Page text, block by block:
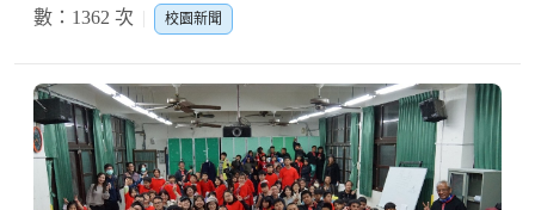
數：1362 次
校園新聞